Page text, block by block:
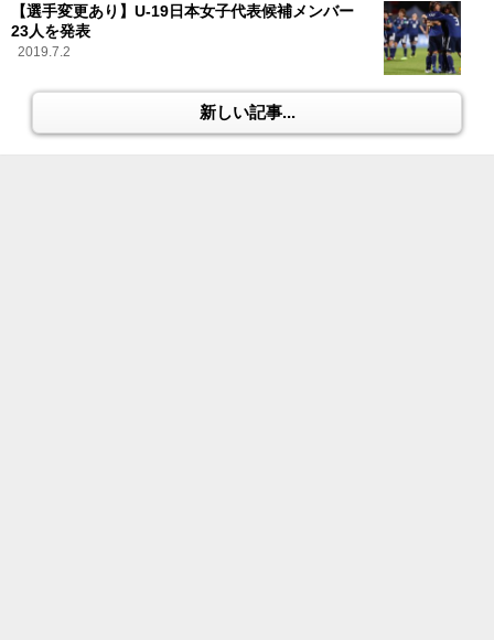
【選手変更あり】U-19日本女子代表候補メンバー
23人を発表
2019.7.2
新しい記事...